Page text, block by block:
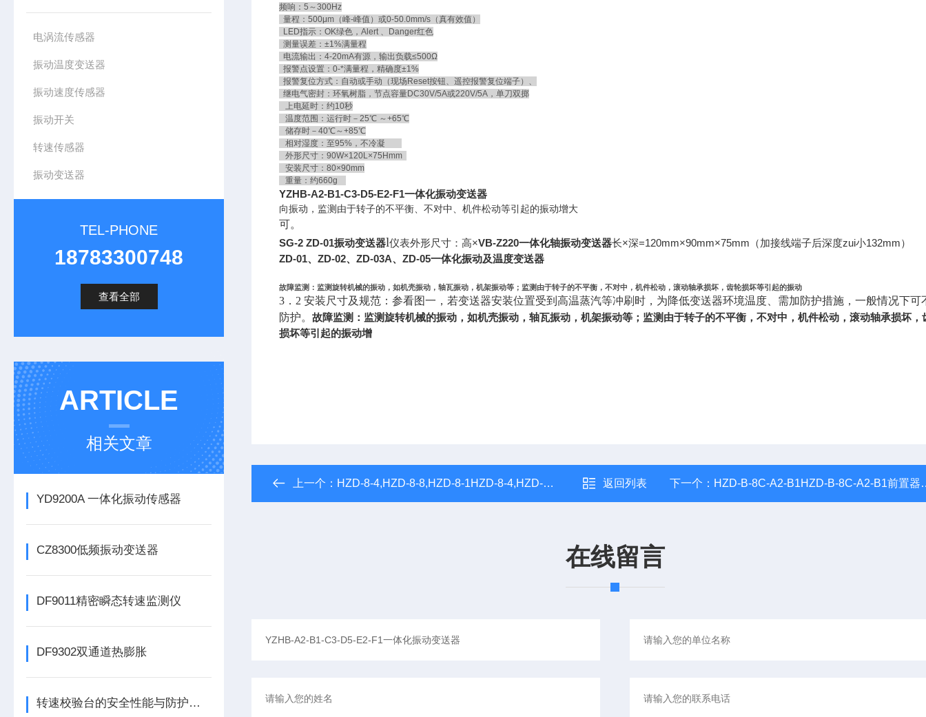
电涡流传感器
振动温度变送器
振动速度传感器
振动开关
转速传感器
振动变送器
TEL-PHONE
18783300748
查看全部
ARTICLE
相关文章
YD9200A 一体化振动传感器
CZ8300低频振动变送器
DF9011精密瞬态转速监测仪
DF9302双通道热膨胀
转速校验台的安全性能与防护措施
频响：5～300Hz
量程：500μm（峰-峰值）或0-50.0mm/s（真有效值）
LED指示：OK绿色，Alert 、Danger红色
测量误差：±1%满量程
电流输出：4-20mA有源，输出负载≤500Ω
报警点设置：0-*满量程，精确度±1%
报警复位方式：自动或手动（现场Reset按钮、遥控报警复位端子）、
继电气密封：环氧树脂，节点容量DC30V/5A或220V/5A，单刀双掷
上电延时：约10秒
温度范围：运行时－25℃ ～+65℃
储存时－40℃～+85℃
相对湿度：至95%，不冷凝
外形尺寸：90W×120L×75Hmm
安装尺寸：80×90mm
重量：约660g
YZHB-A2-B1-C3-D5-E2-F1一体化振动变送器
向振动，监测由于转子的不平衡、不对中、机件松动等引起的振动增大
可。
SG-2 ZD-01振动变送器l仪表外形尺寸：高×VB-Z220一体化轴振动变送器长×深=120mm×90mm×75mm（加接线端子后深度zui小132mm）
ZD-01、ZD-02、ZD-03A、ZD-05一体化振动及温度变送器
故障监测：监测旋转机械的振动，如机壳振动，轴瓦振动，机架振动等；监测由于转子的不平衡，不对中，机件松动，滚动轴承损坏，齿轮损坏等引起的振动
3．2 安装尺寸及规范：参看图一，若变送器安装位置受到高温蒸汽等冲刷时，为降低变送器环境温度、需加防护措施，一般情况下可
防护。 故障监测：监测旋转机械的振动，如机壳振动，轴瓦振动，机架振动等；监测由于转子的不平衡，不对中，机件松动，滚动轴承损坏，
损坏等引起的振动增
上一个： HZD-8-4,HZD-8-8,HZD-8-1HZD-8-4,HZD-8-8,HZD-8-1振动变送器 返回列表 下一个： HZD-B-8C-A2-B1HZD-B-8C-A2-B1前置器震动变送器
在线留言